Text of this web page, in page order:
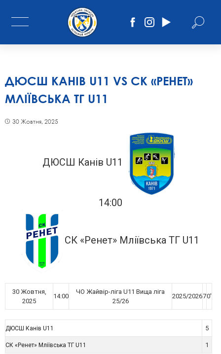
ДЮСШ КАНІВ U11 VS СК «РЕНЕТ»
МЛІЇВСЬКА ТГ U11
30 Жовтня, 2025
ДЮСШ Канів U11
14:00
СК «Ренет» Мліївська ТГ U11
30 Жовтня,
2025
14:00
ЧО Жайвір-ліга U11 Вища ліга
25/26
2025/202670'
ДЮСШ Канів U11 5
СК «Ренет» Мліївська ТГ U11 1